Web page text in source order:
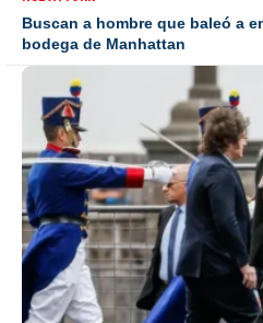
Buscan a hombre que baleó a
bodega de Manhattan